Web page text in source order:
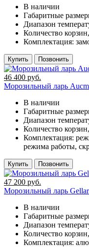
В наличии
Габаритные
Диапазон
Количество
Комплектация:
Купить Позвонить
46 400 руб.
Морозильный ларь
В наличии
Габаритные
Диапазон
Количество
Комплектация:
режима работы,
Купить Позвонить
47 200 руб.
Морозильный ларь
В наличии
Габаритные
Диапазон
Количество
Комплектация: